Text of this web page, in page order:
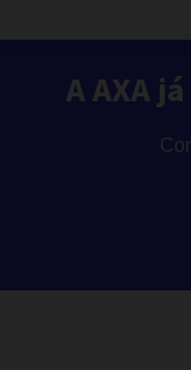
A AXA